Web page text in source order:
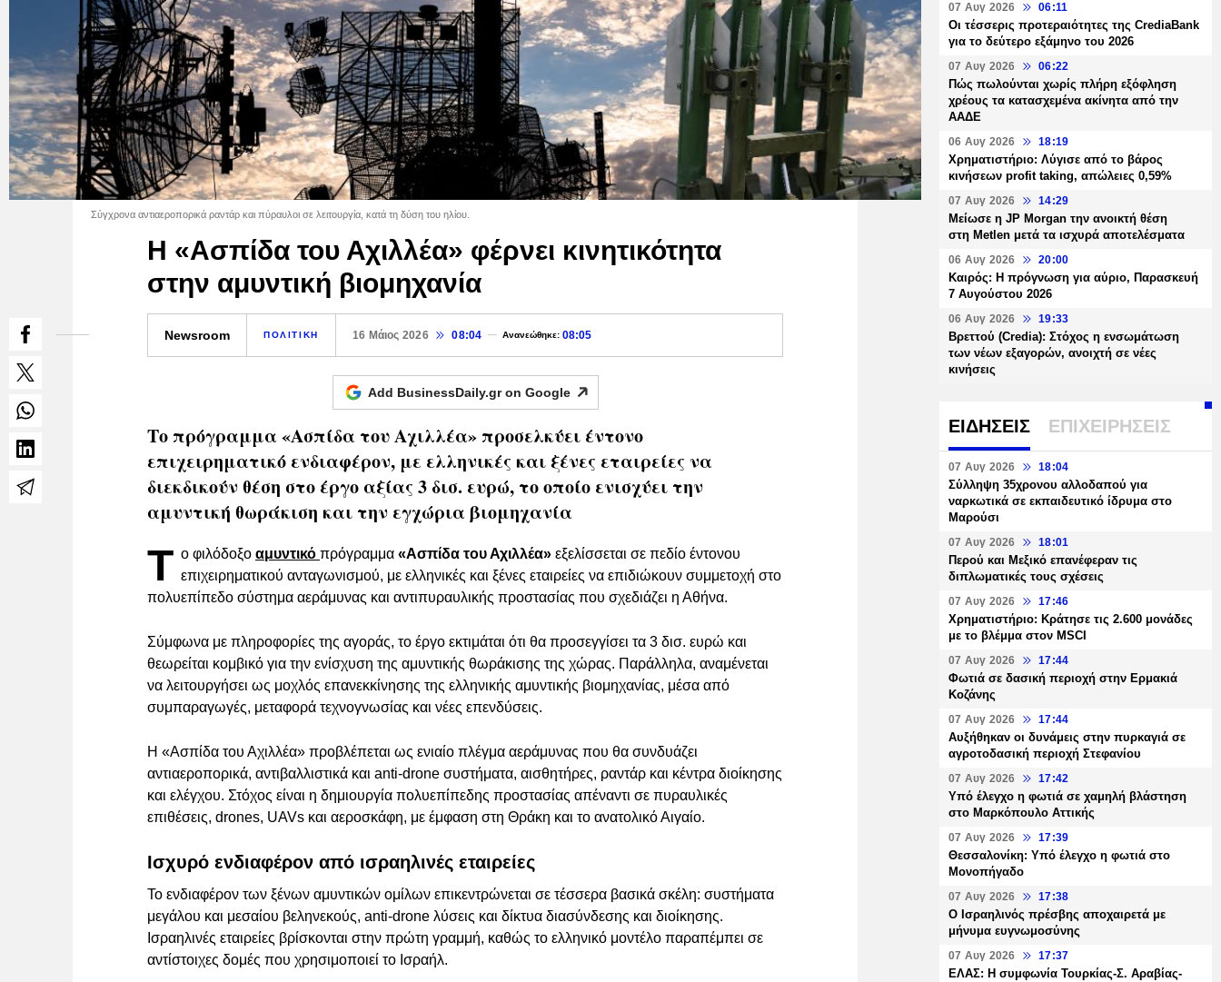
Σύγχρονα αντιαεροπορικά ραντάρ και πύραυλοι σε λειτουργία, κατά τη δύση του ηλίου.
Η «Ασπίδα του Αχιλλέα» φέρνει κινητικότητα
στην αμυντική βιομηχανία
Newsroom ΠΟΛΙΤΙΚΗ 16 Μάιος 2026 08:04 Ανανεώθηκε:08:05
Add BusinessDaily.gr on Google
Το πρόγραμμα «Ασπίδα του Αχιλλέα» προσελκύει έντονο
επιχειρηματικό ενδιαφέρον, με ελληνικές και ξένες εταιρείες να
διεκδικούν θέση στο έργο αξίας 3 δισ. ευρώ, το οποίο ενισχύει την
αμυντική θωράκιση και την εγχώρια βιομηχανία
Τ ο φιλόδοξο αμυντικό πρόγραμμα «Ασπίδα του Αχιλλέα» εξελίσσεται σε πεδίο έντονου
επιχειρηματικού ανταγωνισμού, με ελληνικές και ξένες εταιρείες να επιδιώκουν συμμετοχή στο
πολυεπίπεδο σύστημα αεράμυνας και αντιπυραυλικής προστασίας που σχεδιάζει η Αθήνα.
Σύμφωνα με πληροφορίες της αγοράς, το έργο εκτιμάται ότι θα προσεγγίσει τα 3 δισ. ευρώ και
θεωρείται κομβικό για την ενίσχυση της αμυντικής θωράκισης της χώρας. Παράλληλα, αναμένεται
να λειτουργήσει ως μοχλός επανεκκίνησης της ελληνικής αμυντικής βιομηχανίας, μέσα από
συμπαραγωγές, μεταφορά τεχνογνωσίας και νέες επενδύσεις.
Η «Ασπίδα του Αχιλλέα» προβλέπεται ως ενιαίο πλέγμα αεράμυνας που θα συνδυάζει
αντιαεροπορικά, αντιβαλλιστικά και anti-drone συστήματα, αισθητήρες, ραντάρ και κέντρα διοίκησης
και ελέγχου. Στόχος είναι η δημιουργία πολυεπίπεδης προστασίας απέναντι σε πυραυλικές
επιθέσεις, drones, UAVs και αεροσκάφη, με έμφαση στη Θράκη και το ανατολικό Αιγαίο.
Ισχυρό ενδιαφέρον από ισραηλινές εταιρείες
Το ενδιαφέρον των ξένων αμυντικών ομίλων επικεντρώνεται σε τέσσερα βασικά σκέλη: συστήματα
μεγάλου και μεσαίου βεληνεκούς, anti-drone λύσεις και δίκτυα διασύνδεσης και διοίκησης.
Ισραηλινές εταιρείες βρίσκονται στην πρώτη γραμμή, καθώς το ελληνικό μοντέλο παραπέμπει σε
αντίστοιχες δομές που χρησιμοποιεί το Ισραήλ.
07 Αυγ 2026 06:11
Οι τέσσερις προτεραιότητες της CrediaBank
για το δεύτερο εξάμηνο του 2026
07 Αυγ 2026 06:22
Πώς πωλούνται χωρίς πλήρη εξόφληση
χρέους τα κατασχεμένα ακίνητα από την
ΑΑΔΕ
06 Αυγ 2026 18:19
Χρηματιστήριο: Λύγισε από το βάρος
κινήσεων profit taking, απώλειες 0,59%
07 Αυγ 2026 14:29
Μείωσε η JP Morgan την ανοικτή θέση
στη Metlen μετά τα ισχυρά αποτελέσματα
06 Αυγ 2026 20:00
Καιρός: Η πρόγνωση για αύριο, Παρασκευή
7 Αυγούστου 2026
06 Αυγ 2026 19:33
Βρεττού (Credia): Στόχος η ενσωμάτωση
των νέων εξαγορών, ανοιχτή σε νέες
κινήσεις
ΕΙΔΗΣΕΙΣ ΕΠΙΧΕΙΡΗΣΕΙΣ
07 Αυγ 2026 18:04
Σύλληψη 35χρονου αλλοδαπού για
ναρκωτικά σε εκπαιδευτικό ίδρυμα στο
Μαρούσι
07 Αυγ 2026 18:01
Περού και Μεξικό επανέφεραν τις
διπλωματικές τους σχέσεις
07 Αυγ 2026 17:46
Χρηματιστήριο: Κράτησε τις 2.600 μονάδες
με το βλέμμα στον MSCI
07 Αυγ 2026 17:44
Φωτιά σε δασική περιοχή στην Ερμακιά
Κοζάνης
07 Αυγ 2026 17:44
Αυξήθηκαν οι δυνάμεις στην πυρκαγιά σε
αγροτοδασική περιοχή Στεφανίου
07 Αυγ 2026 17:42
Υπό έλεγχο η φωτιά σε χαμηλή βλάστηση
στο Μαρκόπουλο Αττικής
07 Αυγ 2026 17:39
Θεσσαλονίκη: Υπό έλεγχο η φωτιά στο
Μονοπήγαδο
07 Αυγ 2026 17:38
Ο Ισραηλινός πρέσβης αποχαιρετά με
μήνυμα ευγνωμοσύνης
07 Αυγ 2026 17:37
ΕΛΑΣ: Η συμφωνία Τουρκίας-Σ. Αραβίας-